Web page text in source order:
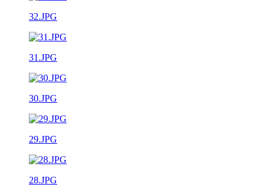
32.JPG
31.JPG
30.JPG
29.JPG
28.JPG